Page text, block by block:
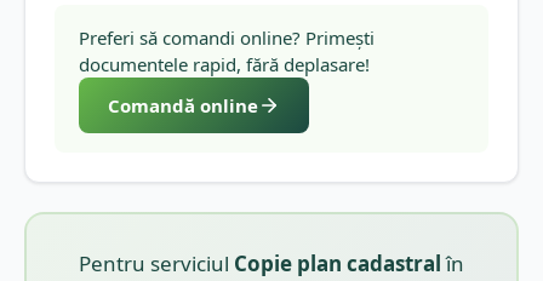
Preferi să comandi online? Primești
documentele rapid, fără deplasare!
Comandă online
Pentru serviciul Copie plan cadastralîn